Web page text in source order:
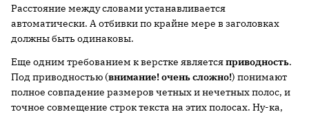
Расстояние между словами устанавливается
автоматически. А отбивки по крайне мере в заголовках
должны быть одинаковы.
Еще одним требованием к верстке являетсяприводность.
Под приводностью (внимание! очень сложно!) понимают
полное совпадение размеров четных и нечетных полос, и
точное совмещение строк текста на этих полосах. Ну-ка,